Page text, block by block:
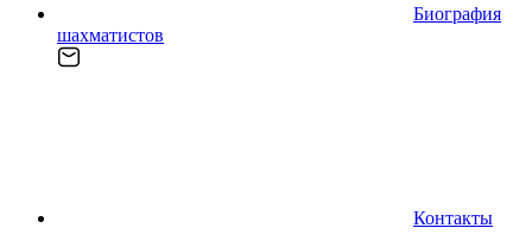
Биография
шахматистов
Контакты